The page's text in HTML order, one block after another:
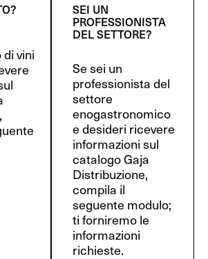
vini
SEI UN
PROFESSIONISTA
DEL SETTORE?
Se sei un
professionista del
settore
enogastronomico
e desideri ricevere
informazioni sul
catalogo Gaja
Distribuzione,
compila il
seguente modulo;
ti forniremo le
informazioni
richieste.